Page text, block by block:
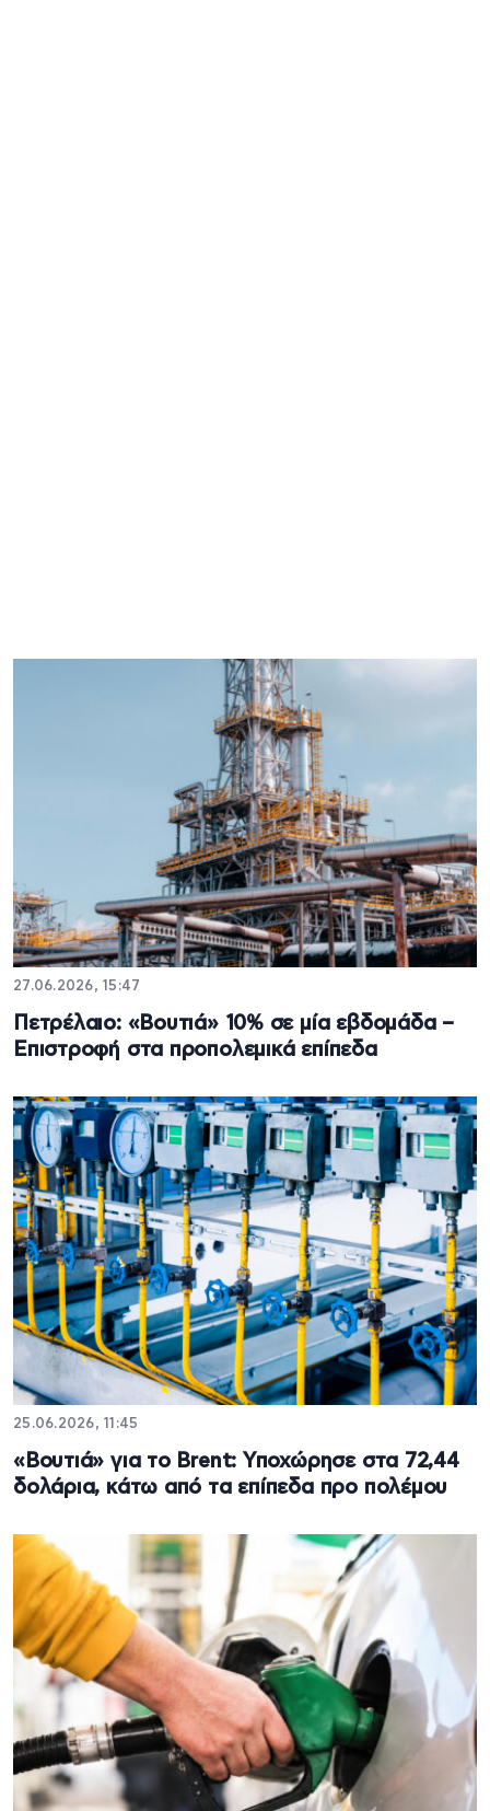
27.06.2026, 15:47
Πετρέλαιο: «Βουτιά» 10% σε μία εβδομάδα –
Επιστροφή στα προπολεμικά επίπεδα
25.06.2026, 11:45
«Βουτιά» για το Brent: Υποχώρησε στα 72,44
δολάρια, κάτω από τα επίπεδα προ πολέμου